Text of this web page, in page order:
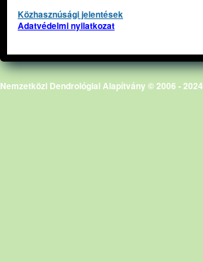
Közhasznúsági jelentések
Adatvédelmi nyilatkozat
Nemzetközi Dendrológiai Alapítvány © 2006 - 2024